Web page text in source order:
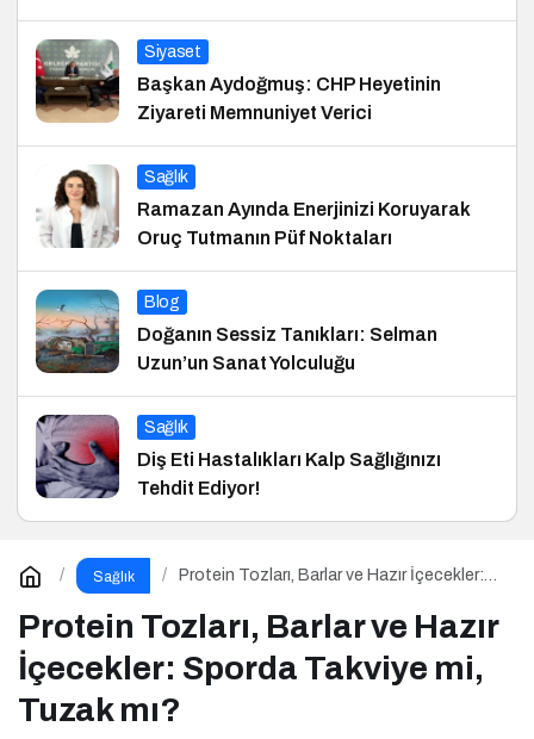
Siyaset
Başkan Aydoğmuş: CHP Heyetinin
Ziyareti Memnuniyet Verici
Sağlık
Ramazan Ayında Enerjinizi Koruyarak
Oruç Tutmanın Püf Noktaları
Blog
Doğanın Sessiz Tanıkları: Selman
Uzun’un Sanat Yolculuğu
Sağlık
Diş Eti Hastalıkları Kalp Sağlığınızı
Tehdit Ediyor!
Sağlık
Protein Tozları, Barlar ve Hazır İçecekler:
Protein Tozları, Barlar ve Hazır
İçecekler: Sporda Takviye mi,
Tuzak mı?